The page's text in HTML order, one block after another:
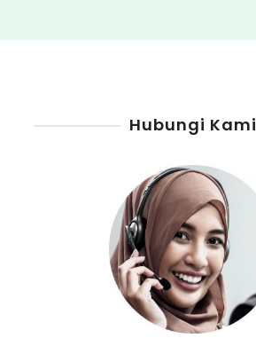
Hubungi Kami